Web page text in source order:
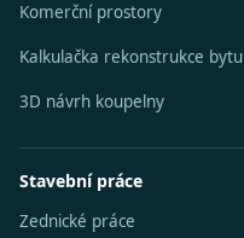
Komerční prostory
Kalkulačka rekonstrukce bytu
3D návrh koupelny
Stavební práce
Zednické práce